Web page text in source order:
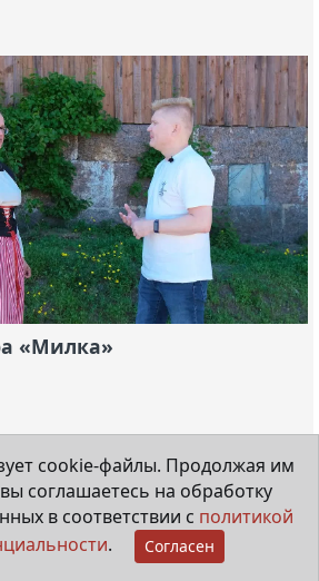
«Милка»
cookie-файлы. Продолжая им
соглашаетесь на обработку
в соответствии с политикой
. Согласен
16+